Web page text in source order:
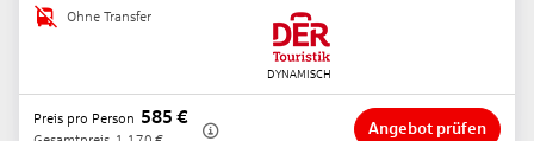
Ohne Transfer
Preis pro Person 585 €
Angebot prüfen